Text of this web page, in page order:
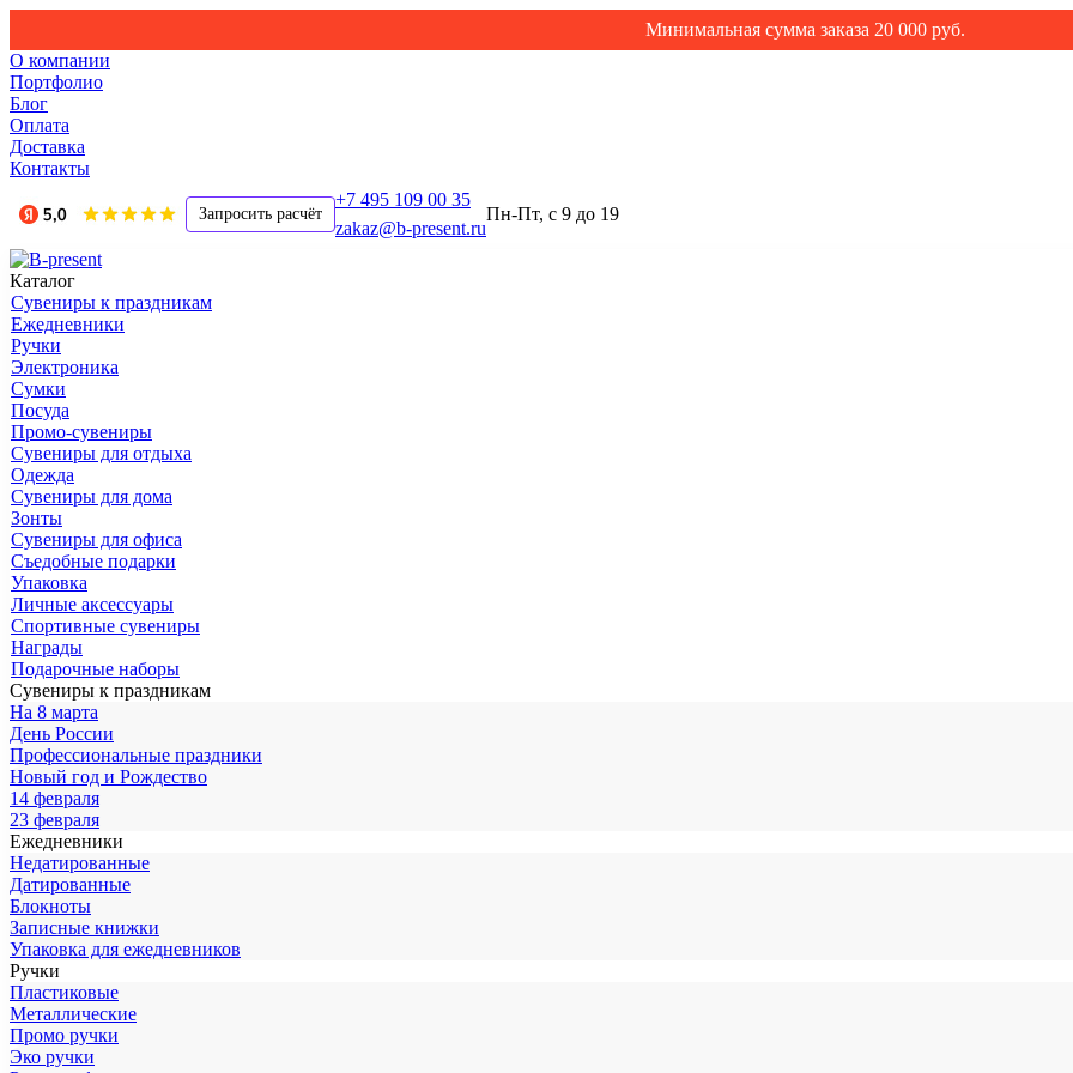
Минимальная сумма заказа 20 000 руб.
О компании
Портфолио
Блог
Оплата
Доставка
Контакты
Запросить расчёт
+7 495 109 00 35
zakaz@b-present.ru
Пн-Пт, с 9 до 19
Каталог
Сувениры к праздникам
Ежедневники
Ручки
Электроника
Сумки
Посуда
Промо-сувениры
Сувениры для отдыха
Одежда
Сувениры для дома
Зонты
Сувениры для офиса
Съедобные подарки
Упаковка
Личные аксессуары
Спортивные сувениры
Награды
Подарочные наборы
Сувениры к праздникам
На 8 марта
День России
Профессиональные праздники
Новый год и Рождество
14 февраля
23 февраля
Ежедневники
Недатированные
Датированные
Блокноты
Записные книжки
Упаковка для ежедневников
Ручки
Пластиковые
Металлические
Промо ручки
Эко ручки